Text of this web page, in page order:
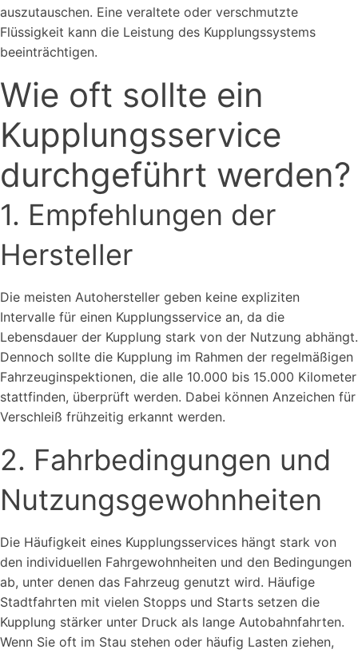
auszutauschen. Eine veraltete oder verschmutzte
Flüssigkeit kann die Leistung des Kupplungssystems
beeinträchtigen.
Wie oft sollte ein
Kupplungsservice
durchgeführt werden?
1. Empfehlungen der
Hersteller
Die meisten Autohersteller geben keine expliziten
Intervalle für einen Kupplungsservice an, da die
Lebensdauer der Kupplung stark von der Nutzung abhängt.
Dennoch sollte die Kupplung im Rahmen der regelmäßigen
Fahrzeuginspektionen, die alle 10.000 bis 15.000 Kilometer
stattfinden, überprüft werden. Dabei können Anzeichen für
Verschleiß frühzeitig erkannt werden.
2. Fahrbedingungen und
Nutzungsgewohnheiten
Die Häufigkeit eines Kupplungsservices hängt stark von
den individuellen Fahrgewohnheiten und den Bedingungen
ab, unter denen das Fahrzeug genutzt wird. Häufige
Stadtfahrten mit vielen Stopps und Starts setzen die
Kupplung stärker unter Druck als lange Autobahnfahrten.
Wenn Sie oft im Stau stehen oder häufig Lasten ziehen,